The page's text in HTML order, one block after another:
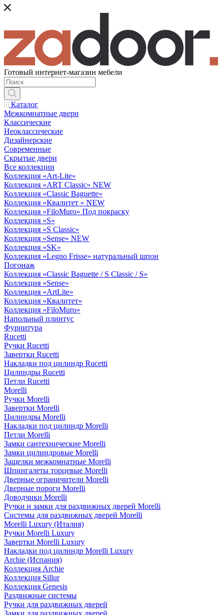
Готовый интернет-магазин мебели
Каталог
Межкомнатные двери
Классические
Неоклассические
Дизайнерские
Современные
Скрытые двери
Все коллекции
Коллекция «Art-Lite»
Коллекция «ART Classic» NEW
Коллекция «Classic Baguette»
Коллекция «Квалитет » NEW
Коллекция «FiloMuro» Под покраску
Коллекция «S»
Коллекция «S Classic»
Коллекция «Sense» NEW
Коллекция «SK»
Коллекция «Legno Frisse» натуральный шпон
Погонаж
Коллекция «Classic Baguette / S Classic / S»
Коллекция «Sense»
Коллекция «ArtLite»
Коллекция «Квалитет»
Коллекция «FiloMuro»
Напольный плинтус
Фурнитура
Rucetti
Ручки Rucetti
Завертки Rucetti
Накладки под цилиндр Rucetti
Цилиндры Rucetti
Петли Rucetti
Morelli
Ручки Morelli
Завертки Morelli
Цилиндры Morelli
Накладки под цилиндр Morelli
Петли Morelli
Замки сантехнические Morelli
Замки цилиндровые Morelli
Защелки межкомнатные Morelli
Шпингалеты торцевые Morelli
Дверные ограничители Morelli
Дверные пороги Morelli
Доводчики Morelli
Ручки и замки для раздвижных дверей Morelli
Системы для раздвижных дверей Morelli
Morelli Luxury (Италия)
Ручки Morelli Luxury
Завертки Morelli Luxury
Накладки под цилиндр Morelli Luxury
Archie (Испания)
Коллекция Archie
Коллекция Sillur
Коллекция Genesis
Раздвижные системы
Ручки для раздвижных дверей
Замки для раздвижных дверей